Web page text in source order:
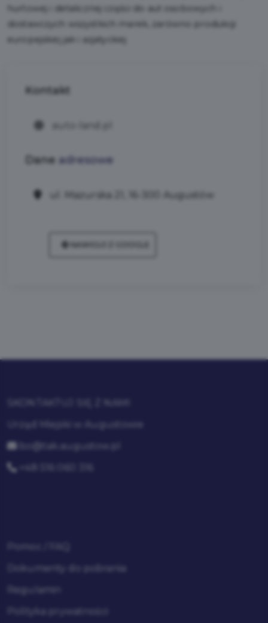
hurtowej i detalicznej części do aut osobowych i
dostawczych wszystkich marek, zarówno produkcji
europejskiej jak i azjatyckiej
Kontakt
Dane adresowe
ul. Mazurska 21, 16-300 Augustów
Urząd Miejski w Augustowie
bo@tak.augustow.pl
+48 516 060 316
Dokumenty do pobrania
Regulamin
Polityka prywatności